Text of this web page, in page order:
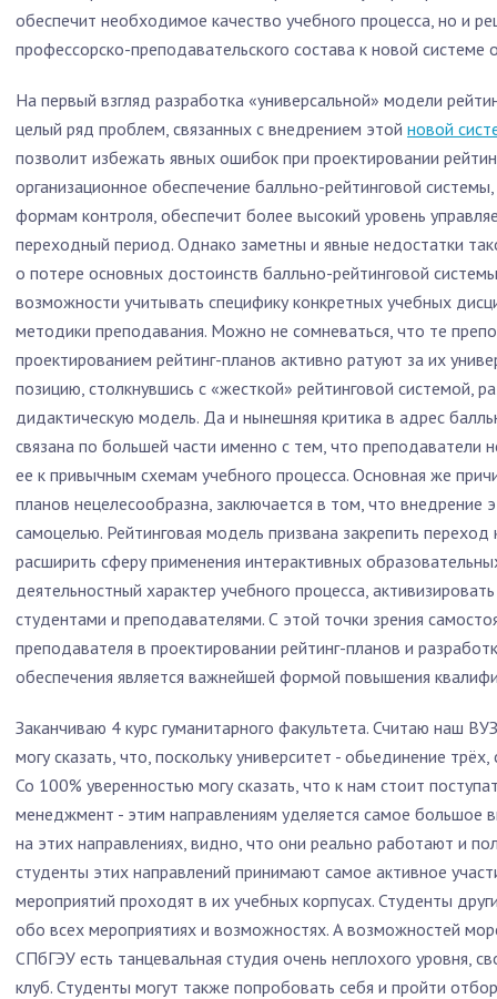
обеспечит необходимое качество учебного процесса, но и
профессорско-преподавательского состава к новой системе
На первый взгляд разработка «универсальной» модели
целый ряд проблем, связанных с внедрением этой новой
позволит избежать явных ошибок при проектировании
организационное обеспечение балльно-рейтинговой
формам контроля, обеспечит более высокий уровень
переходный период. Однако заметны и явные недостатки
о потере основных достоинств балльно-рейтинговой
возможности учитывать специфику конкретных учебных
методики преподавания. Можно не сомневаться, что те
проектированием рейтинг-планов активно ратуют за их
позицию, столкнувшись с «жесткой» рейтинговой системой,
дидактическую модель. Да и нынешняя критика в адрес
связана по большей части именно с тем, что преподаватели
ее к привычным схемам учебного процесса. Основная же
планов нецелесообразна, заключается в том, что внедрение
самоцелью. Рейтинговая модель призвана закрепить
расширить сферу применения интерактивных
деятельностный характер учебного процесса,
студентами и преподавателями. С этой точки зрения
преподавателя в проектировании рейтинг-планов и
обеспечения является важнейшей формой повышения
Заканчиваю 4 курс гуманитарного факультета. Считаю наш
могу сказать, что, поскольку университет - обьединение
Со 100% уверенностью могу сказать, что к нам стоит
менеджмент - этим направлениям уделяется самое большое
на этих направлениях, видно, что они реально работают и
студенты этих направлений принимают самое активное
мероприятий проходят в их учебных корпусах. Студенты
обо всех мероприятиях и возможностях. А возможностей
СПбГЭУ есть танцевальная студия очень неплохого уровня,
клуб. Студенты могут также попробовать себя и пройти